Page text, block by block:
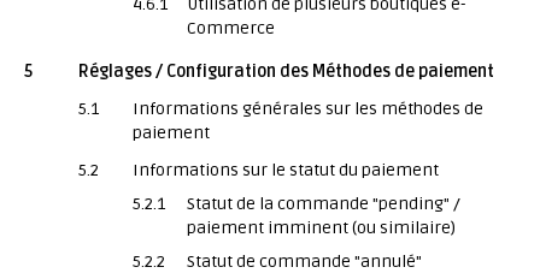
4.6.1
Utilisation de plusieurs boutiques e-
Commerce
5
Réglages / Configuration des Méthodes de paiement
5.1
Informations générales sur les méthodes de
paiement
5.2
Informations sur le statut du paiement
5.2.1
Statut de la commande "pending" /
paiement imminent (ou similaire)
5.2.2
Statut de commande "annulé"